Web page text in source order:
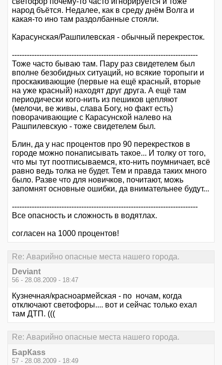
народ бъётся. Недалее, как в среду днём Волга и
какая-то ино там раздолбанные стояли.
Карасунская/Рашпилевская - обычный перекресток.
---------------------------------------------------------------------------
Тоже часто бываю там. Пару раз свидетелем был
вполне безобидных ситуаций, но всякие торопыги и
проскакивающие (первые на ещё красный, вторые
на уже красный) находят друг друга. А ещё там
периодически кого-нить из пешиков цепляют
(мелочи, ве живы, слава Богу, но факт есть)
поворачивающие с Карасунской налево на
Рашпилевскую - тоже свидетелем был.
Блин, да у нас процентов про 90 перекрестков в
городе можно понаписывать такое... И толку от того,
что мы тут поотписываемся, кто-нить поумничает, всё
равно ведь толка не будет. Тем и правда таких много
было. Разве что для новичков, почитают, можь
запомнят основные ошибки, да внимательнее будут...
---------------------------------------------------------------------------
Все опасность и сложность в водятлах.
согласен на 1000 процентов!
Re: Аварийно опасные места нашего города.
Deviant
56 - 28.08.2009 - 18:47
Кузнечная/красноармейская - по ночам, когда
отключают светофоры.... вот и сейчас только ехал
там ДТП. (((
Re: Аварийно опасные места нашего города.
БарКаss
57 - 28.08.2009 - 18:49